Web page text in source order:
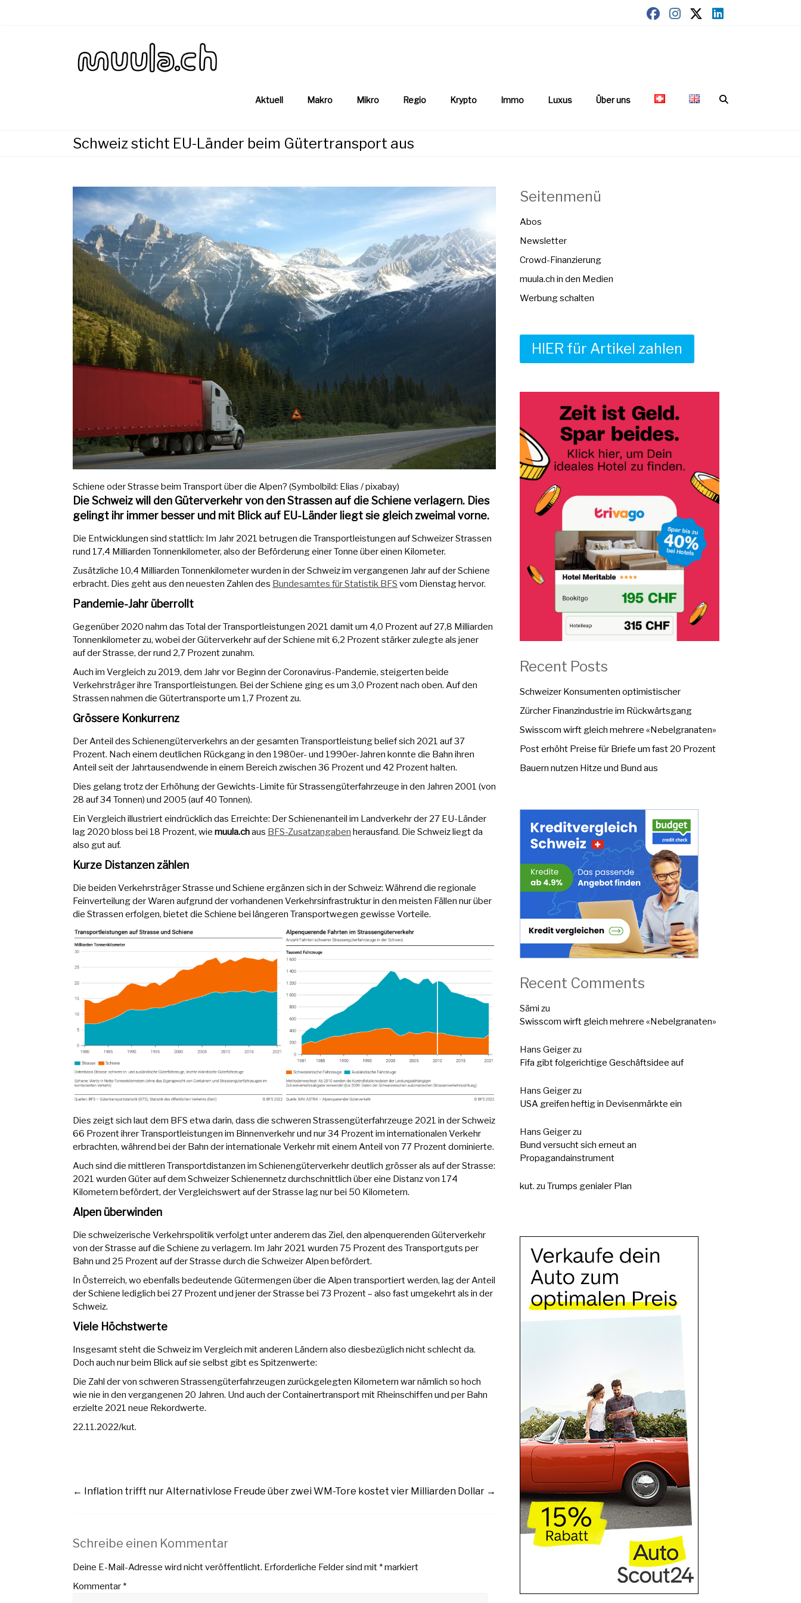
Aktuell Makro Mikro Regio Krypto Immo Luxus Über uns
Schweiz sticht EU-Länder beim Gütertransport aus
Schiene oder Strasse beim Transport über die Alpen? (Symbolbild: Elias / pixabay)
Die Schweiz will den Güterverkehr von den Strassen auf die Schiene verlagern. Dies
gelingt ihr immer besser und mit Blick auf EU-Länder liegt sie gleich zweimal vorne.
Die Entwicklungen sind stattlich: Im Jahr 2021 betrugen die Transportleistungen auf Schweizer Strassen
rund 17,4 Milliarden Tonnenkilometer, also der Beförderung einer Tonne über einen Kilometer.
Zusätzliche 10,4 Milliarden Tonnenkilometer wurden in der Schweiz im vergangenen Jahr auf der Schiene
erbracht. Dies geht aus den neuesten Zahlen des Bundesamtes für Statistik BFS vom Dienstag hervor.
Pandemie-Jahr überrollt
Gegenüber 2020 nahm das Total der Transportleistungen 2021 damit um 4,0 Prozent auf 27,8 Milliarden
Tonnenkilometer zu, wobei der Güterverkehr auf der Schiene mit 6,2 Prozent stärker zulegte als jener
auf der Strasse, der rund 2,7 Prozent zunahm.
Auch im Vergleich zu 2019, dem Jahr vor Beginn der Coronavirus-Pandemie, steigerten beide
Verkehrsträger ihre Transportleistungen. Bei der Schiene ging es um 3,0 Prozent nach oben. Auf den
Strassen nahmen die Gütertransporte um 1,7 Prozent zu.
Grössere Konkurrenz
Der Anteil des Schienengüterverkehrs an der gesamten Transportleistung belief sich 2021 auf 37
Prozent. Nach einem deutlichen Rückgang in den 1980er- und 1990er-Jahren konnte die Bahn ihren
Anteil seit der Jahrtausendwende in einem Bereich zwischen 36 Prozent und 42 Prozent halten.
Dies gelang trotz der Erhöhung der Gewichts-Limite für Strassengüterfahrzeuge in den Jahren 2001 (von
28 auf 34 Tonnen) und 2005 (auf 40 Tonnen).
Ein Vergleich illustriert eindrücklich das Erreichte: Der Schienenanteil im Landverkehr der 27 EU-Länder
lag 2020 bloss bei 18 Prozent, wie muula.chaus BFS-Zusatzangaben herausfand. Die Schweiz liegt da
also gut auf.
Kurze Distanzen zählen
Die beiden Verkehrsträger Strasse und Schiene ergänzen sich in der Schweiz: Während die regionale
Feinverteilung der Waren aufgrund der vorhandenen Verkehrsinfrastruktur in den meisten Fällen nur über
die Strassen erfolgen, bietet die Schiene bei längeren Transportwegen gewisse Vorteile.
Dies zeigt sich laut dem BFS etwa darin, dass die schweren Strassengüterfahrzeuge 2021 in der Schweiz
66 Prozent ihrer Transportleistungen im Binnenverkehr und nur 34 Prozent im internationalen Verkehr
erbrachten, während bei der Bahn der internationale Verkehr mit einem Anteil von 77 Prozent dominierte.
Auch sind die mittleren Transportdistanzen im Schienengüterverkehr deutlich grösser als auf der Strasse:
2021 wurden Güter auf dem Schweizer Schienennetz durchschnittlich über eine Distanz von 174
Kilometern befördert, der Vergleichswert auf der Strasse lag nur bei 50 Kilometern.
Alpen überwinden
Die schweizerische Verkehrspolitik verfolgt unter anderem das Ziel, den alpenquerenden Güterverkehr
von der Strasse auf die Schiene zu verlagern. Im Jahr 2021 wurden 75 Prozent des Transportguts per
Bahn und 25 Prozent auf der Strasse durch die Schweizer Alpen befördert.
In Österreich, wo ebenfalls bedeutende Gütermengen über die Alpen transportiert werden, lag der Anteil
der Schiene lediglich bei 27 Prozent und jener der Strasse bei 73 Prozent – also fast umgekehrt als in der
Schweiz.
Viele Höchstwerte
Insgesamt steht die Schweiz im Vergleich mit anderen Ländern also diesbezüglich nicht schlecht da.
Doch auch nur beim Blick auf sie selbst gibt es Spitzenwerte:
Die Zahl der von schweren Strassengüterfahrzeugen zurückgelegten Kilometern war nämlich so hoch
wie nie in den vergangenen 20 Jahren. Und auch der Containertransport mit Rheinschiffen und per Bahn
erzielte 2021 neue Rekordwerte.
22.11.2022/kut.
← Inflation trifft nur Alternativlose Freude über zwei WM-Tore kostet vier Milliarden Dollar →
Schreibe einen Kommentar
Deine E-Mail-Adresse wird nicht veröffentlicht. Erforderliche Felder sind mit*markiert
Kommentar*
Seitenmenü
Abos
Newsletter
Crowd-Finanzierung
muula.ch in den Medien
Werbung schalten
HIER für Artikel zahlen
Recent Posts
Schweizer Konsumenten optimistischer
Zürcher Finanzindustrie im Rückwärtsgang
Swisscom wirft gleich mehrere «Nebelgranaten»
Post erhöht Preise für Briefe um fast 20 Prozent
Bauern nutzen Hitze und Bund aus
Recent Comments
Sämi zu
Swisscom wirft gleich mehrere «Nebelgranaten»
Hans Geigerzu
Fifa gibt folgerichtige Geschäftsidee auf
Hans Geigerzu
USA greifen heftig in Devisenmärkte ein
Hans Geigerzu
Bund versucht sich erneut an
Propagandainstrument
kut. zu Trumps genialer Plan